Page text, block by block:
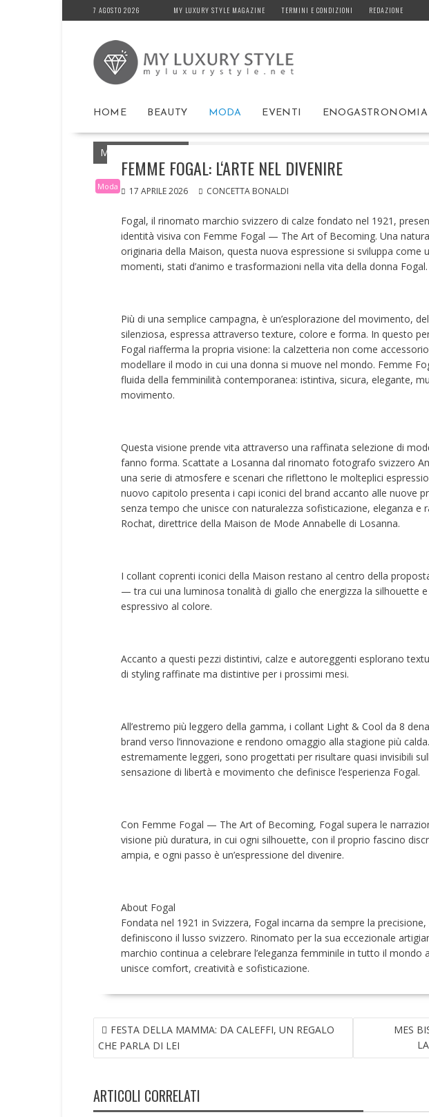
to
7 AGOSTO 2026 MY LUXURY STYLE MAGAZINE TERMINI E CONDIZIONI REDAZIONE
HOME BEAUTY MODA EVENTI ENOGASTRONOMIA
MyLuxuryStyle.net
Moda
FEMME FOGAL: L‘ARTE NEL DIVENIRE
17 APRILE 2026 CONCETTA BONALDI
Fogal, il rinomato marchio svizzero di calze fondato nel 1921,
identità visiva con Femme Fogal — The Art of Becoming. Una
originaria della Maison, questa nuova espressione si sviluppa come
momenti, stati d’animo e trasformazioni nella vita della donna Fogal.
Più di una semplice campagna, è un’esplorazione del movimento,
silenziosa, espressa attraverso texture, colore e forma. In questo
Fogal riafferma la propria visione: la calzetteria non come
modellare il modo in cui una donna si muove nel mondo. Femme
fluida della femminilità contemporanea: istintiva, sicura, elegante,
movimento.
Questa visione prende vita attraverso una raffinata selezione di
fanno forma. Scattate a Losanna dal rinomato fotografo svizzero
una serie di atmosfere e scenari che riflettono le molteplici
nuovo capitolo presenta i capi iconici del brand accanto alle nuove
senza tempo che unisce con naturalezza sofisticazione, eleganza e
Rochat, direttrice della Maison de Mode Annabelle di Losanna.
I collant coprenti iconici della Maison restano al centro della
— tra cui una luminosa tonalità di giallo che energizza la silhouette
espressivo al colore.
Accanto a questi pezzi distintivi, calze e autoreggenti esplorano
di styling raffinate ma distintive per i prossimi mesi.
All’estremo più leggero della gamma, i collant Light & Cool da 8
brand verso l’innovazione e rendono omaggio alla stagione più
estremamente leggeri, sono progettati per risultare quasi invisibili
sensazione di libertà e movimento che definisce l’esperienza Fogal.
Con Femme Fogal — The Art of Becoming, Fogal supera le
visione più duratura, in cui ogni silhouette, con il proprio fascino
ampia, e ogni passo è un’espressione del divenire.
About Fogal
Fondata nel 1921 in Svizzera, Fogal incarna da sempre la
definiscono il lusso svizzero. Rinomato per la sua eccezionale
marchio continua a celebrare l’eleganza femminile in tutto il mondo
unisce comfort, creatività e sofisticazione.
NAVIGAZIONE
ARTICOLI
FESTA DELLA MAMMA: DA CALEFFI, UN REGALO
CHE PARLA DI LEI
MES
ARTICOLI CORRELATI